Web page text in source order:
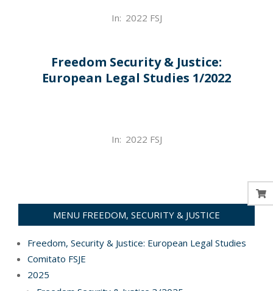
In: 2022 FSJ
Freedom Security & Justice:
European Legal Studies 1/2022
In: 2022 FSJ
MENU FREEDOM, SECURITY & JUSTICE
Freedom, Security & Justice: European Legal Studies
Comitato FSJE
2025